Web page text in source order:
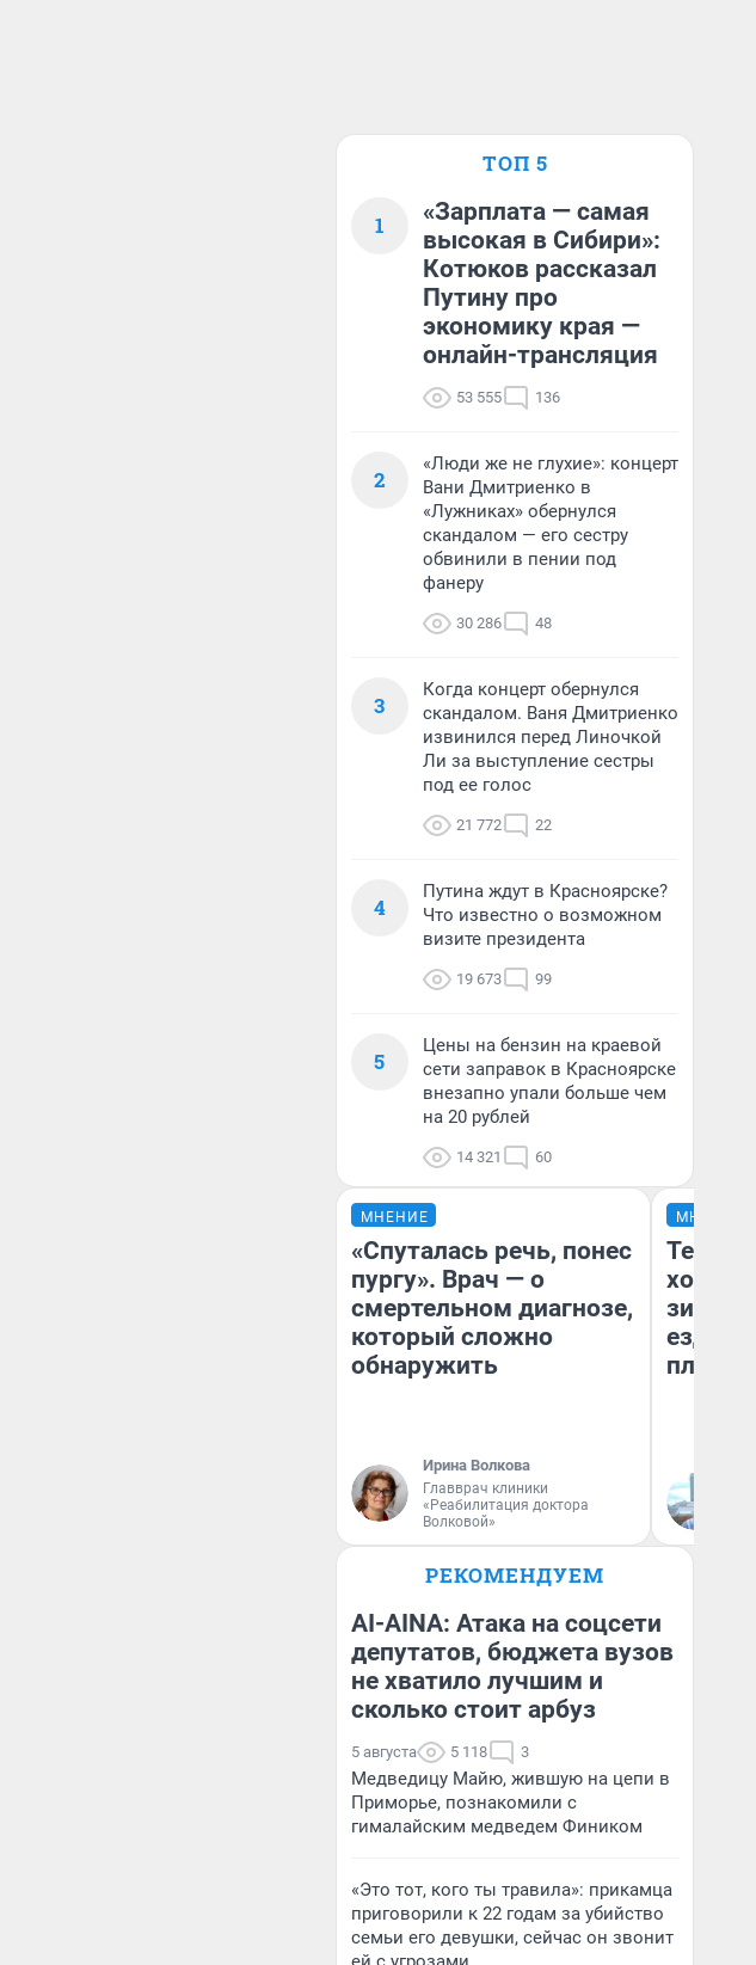
ТОП 5
1
«Зарплата — самая
высокая в Сибири»:
Котюков рассказал
Путину про
экономику края —
онлайн-трансляция
53 555 136
2
«Люди же не глухие»: концерт
Вани Дмитриенко в
«Лужниках» обернулся
скандалом — его сестру
обвинили в пении под
фанеру
30 286 48
3
Когда концерт обернулся
скандалом. Ваня Дмитриенко
извинился перед Линочкой
Ли за выступление сестры
под ее голос
21 772 22
4
Путина ждут в Красноярске?
Что известно о возможном
визите президента
19 673 99
5
Цены на бензин на краевой
сети заправок в Красноярске
внезапно упали больше чем
на 20 рублей
14 321 60
МНЕНИЕ
«Спуталась речь, понес
пургу». Врач — о
смертельном диагнозе,
который сложно
обнаружить
Ирина Волкова
Главврач клиники
«Реабилитация доктора
Волковой»
МНЕНИЕ
Тепло
зимой.
ездит
плюсы
РЕКОМЕНДУЕМ
AI-AINA: Атака на соцсети
депутатов, бюджета вузов
не хватило лучшим и
сколько стоит арбуз
5 августа 5 118 3
Медведицу Майю, жившую на цепи в
Приморье, познакомили с
гималайским медведем Фиником
«Это тот, кого ты травила»: прикамца
приговорили к 22 годам за убийство
семьи его девушки, сейчас он звонит